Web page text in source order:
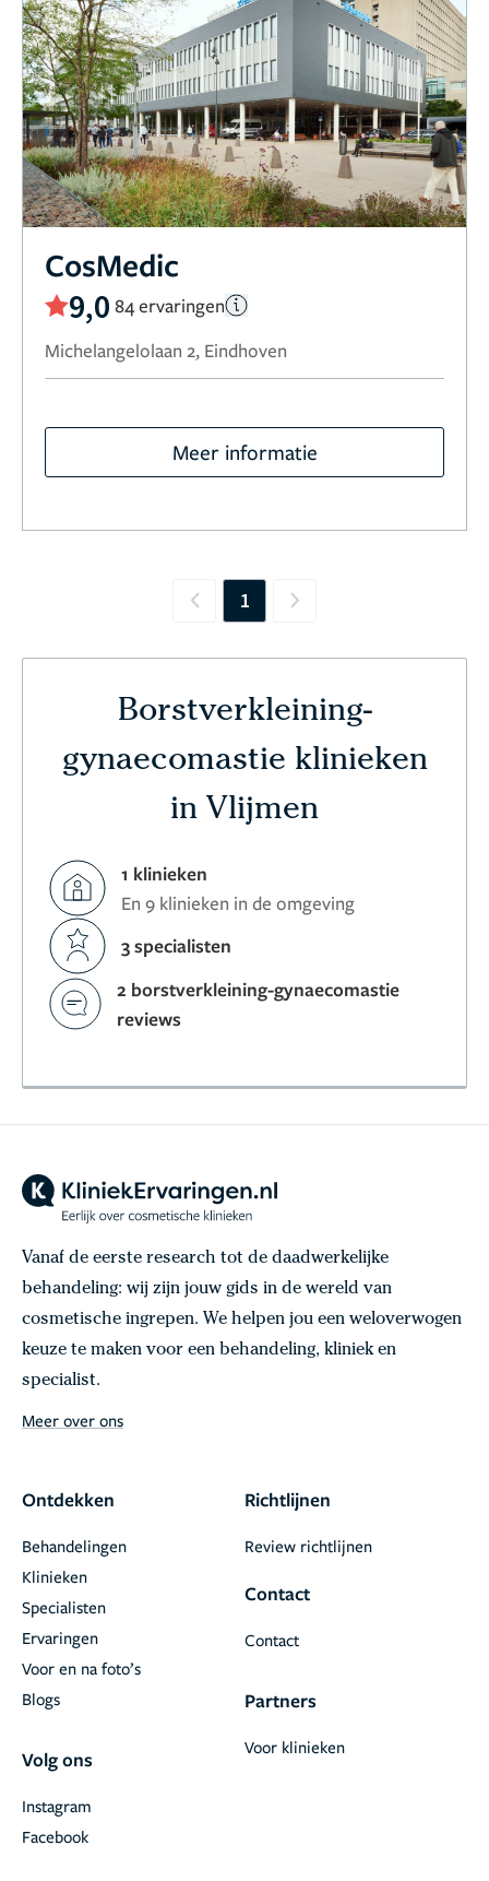
CosMedic
9,0 84 ervaringen
Michelangelolaan 2, Eindhoven
Meer informatie
Previous
1 Next
Borstverkleining-
gynaecomastie klinieken
in Vlijmen
1 klinieken
En 9 klinieken in de omgeving
3 specialisten
2 borstverkleining-gynaecomastie
reviews
Vanaf de eerste research tot de daadwerkelijke
behandeling: wij zijn jouw gids in de wereld van
cosmetische ingrepen. We helpen jou een weloverwogen
keuze te maken voor een behandeling, kliniek en
specialist.
Meer over ons
Ontdekken
Behandelingen
Klinieken
Specialisten
Ervaringen
Voor en na foto’s
Blogs
Volg ons
Facebook
Instagram
Richtlijnen
Review richtlijnen
Contact
Contact
Partners
Voor klinieken